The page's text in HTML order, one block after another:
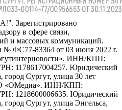
Зарегистрировано
в сфере связи,
и массовых коммуникаций.
№ ФС77-83364 от 03 июня 2022 г.
ИНН/КПП:
1178617004257. Юридический
Сургут, улица 30 лет
«ОМедиа». ИНН/КПП:
1218600006635. Юридический
Сургут, улица Энгельса,